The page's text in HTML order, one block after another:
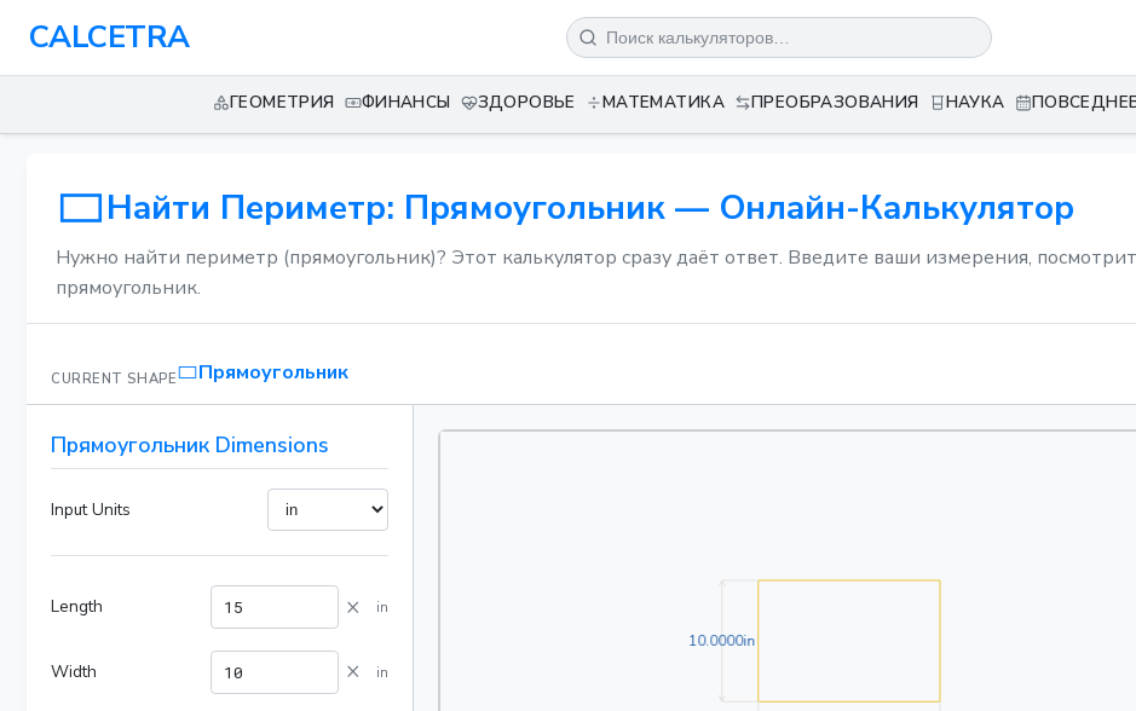
CALCETRA
ГЕОМЕТРИЯ ФИНАНСЫ ЗДОРОВЬЕ МАТЕМАТИКА ПРЕОБРАЗОВАНИЯ НАУКА
Найти Периметр: Прямоугольник — Онлайн-Калькулятор
Нужно найти периметр (прямоугольник)? Этот калькулятор сразу даёт ответ. Введите ваши измерения,
прямоугольник.
CURRENT SHAPE Прямоугольник
Прямоугольник Dimensions
Input Units
Length × in
Width × in
10.0000in10.0000in